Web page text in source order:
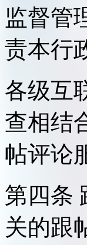
监督管
责本行
各级互
查相结
帖评论
第四条
关的跟